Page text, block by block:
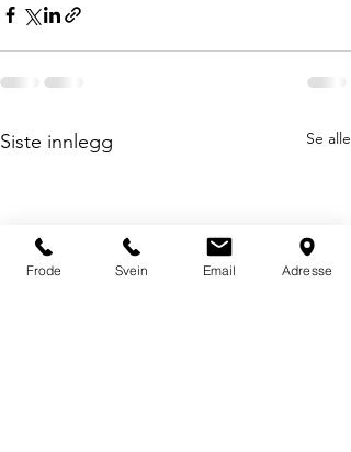
Siste innlegg Se alle
Frode Svein Email Adresse